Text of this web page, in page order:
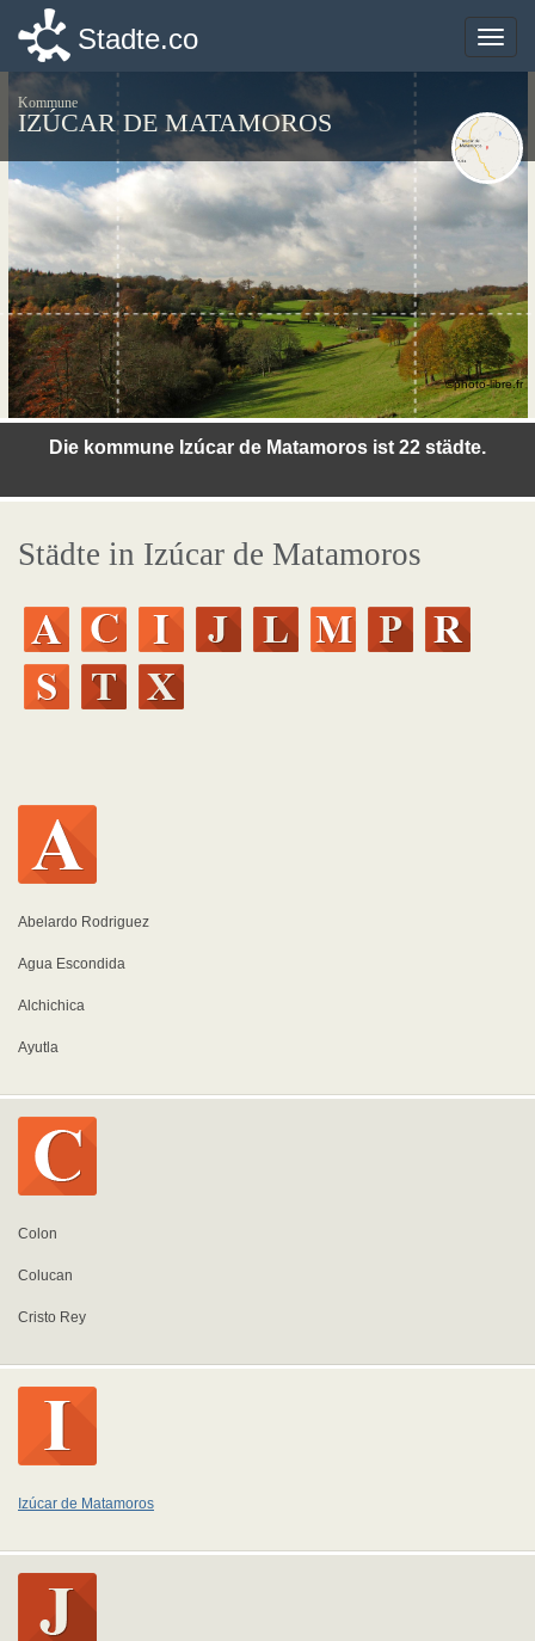
Toggle
Stadte.co
Kommune
IZÚCAR DE MATAMOROS
Die kommune Izúcar de Matamoros ist 22 städte.
©photo-libre.fr
Städte in Izúcar de Matamoros
Abelardo Rodriguez
Agua Escondida
Alchichica
Ayutla
Colon
Colucan
Cristo Rey
Izúcar de Matamoros
Toggle
Stadte.co